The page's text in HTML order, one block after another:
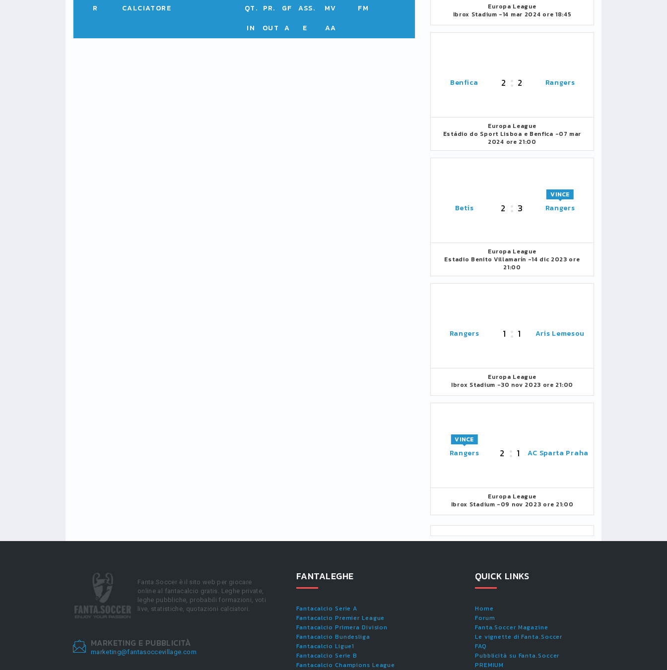
R CALCIATORE QT. PR. GF ASS. MV
FM
IN
OUT A E AA
Europa League
Ibrox Stadium -14 mar 2024 ore 18:45
Benfica 2 2 Rangers
Europa League
Estádio do Sport Lisboa e Benfica -07 mar
2024 ore 21:00
Betis 2 3 Rangers
VINCE
Europa League
Estadio Benito Villamarín -14 dic 2023 ore
21:00
Rangers 1 1 Aris Lemesou
Europa League
Ibrox Stadium -30 nov 2023 ore 21:00
Rangers
VINCE
2 1 AC Sparta Praha
Europa League
Ibrox Stadium -09 nov 2023 ore 21:00
Fanta.Soccer è il sito web per giocare
online al fantacalcio gratis. Leghe private,
leghe pubbliche, probabili formazioni, voti
live, statistiche, quotazioni calciatori.
MARKETING E PUBBLICITÀ
marketing@fantasoccevillage.com
FANTALEGHE
Fantacalcio Serie A
Fantacalcio Premier League
Fantacalcio Primera Division
Fantacalcio Bundesliga
Fantacalcio Ligue1
Fantacalcio Serie B
Fantacalcio Champions League
QUICK LINKS
Home
Forum
Fanta.Soccer Magazine
Le vignette di Fanta.Soccer
FAQ
Pubblicità su Fanta.Soccer
PREMIUM